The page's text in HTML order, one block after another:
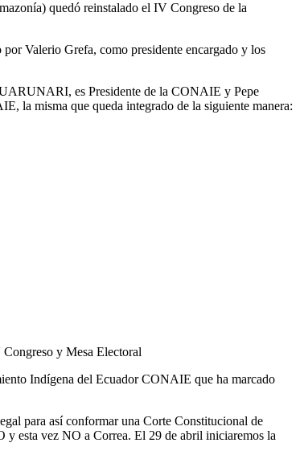
quedó reinstalado el IV Congreso de la
Valerio Grefa, como presidente encargado y los
es Presidente de la CONAIE y Pepe
la misma que queda integrado de la siguiente manera:
y Mesa Electoral
Indígena del Ecuador CONAIE que ha marcado
para así conformar una Corte Constitucional de
y esta vez NO a Correa. El 29 de abril iniciaremos la